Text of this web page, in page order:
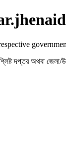
দপ্তর অথবা